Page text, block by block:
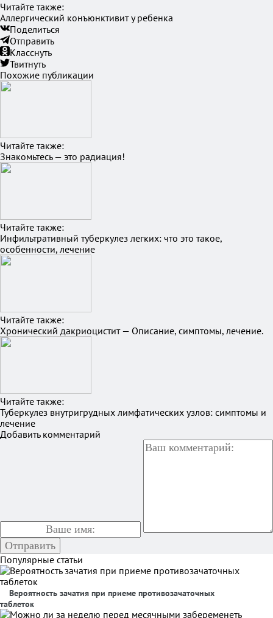
Читайте также:
Аллергический конъюнктивит у ребенка
Поделиться
Отправить
Класснуть
Твитнуть
Похожие публикации
Читайте также:
Знакомьтесь — это радиация!
Читайте также:
Инфильтративный туберкулез легких: что это такое,
особенности, лечение
Читайте также:
Хронический дакриоцистит — Описание, симптомы, лечение.
Читайте также:
Туберкулез внутригрудных лимфатических узлов: симптомы и
лечение
Добавить комментарий
Популярные статьи
Вероятность зачатия при приеме противозачаточных
таблеток